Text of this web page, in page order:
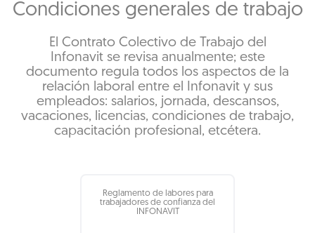
Condiciones generales de trabajo
El Contrato Colectivo de Trabajo del
Infonavit se revisa anualmente; este
documento regula todos los aspectos de la
relación laboral entre el Infonavit y sus
empleados: salarios, jornada, descansos,
vacaciones, licencias, condiciones de trabajo,
capacitación profesional, etcétera.
Reglamento de labores para
trabajadores de confianza del
INFONAVIT